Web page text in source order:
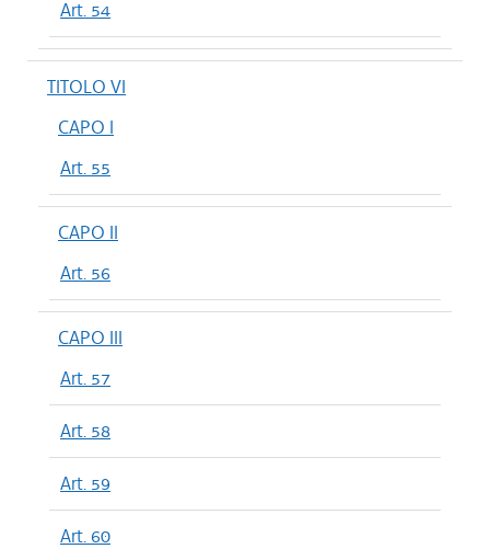
Art. 54
TITOLO VI
CAPO I
Art. 55
CAPO II
Art. 56
CAPO III
Art. 57
Art. 58
Art. 59
Art. 60